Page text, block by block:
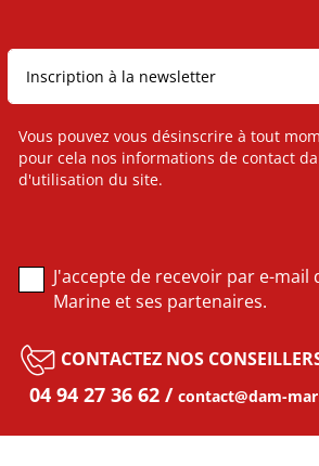
Vous pouvez vous désinscrire à tout
pour cela nos informations de contact
d'utilisation du site.
J'accepte de recevoir par e-mail
Marine et ses partenaires.
CONTACTEZ NOS
04 94 27 36 62 contact@dam-